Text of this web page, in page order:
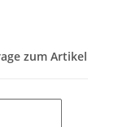
zum Artikel